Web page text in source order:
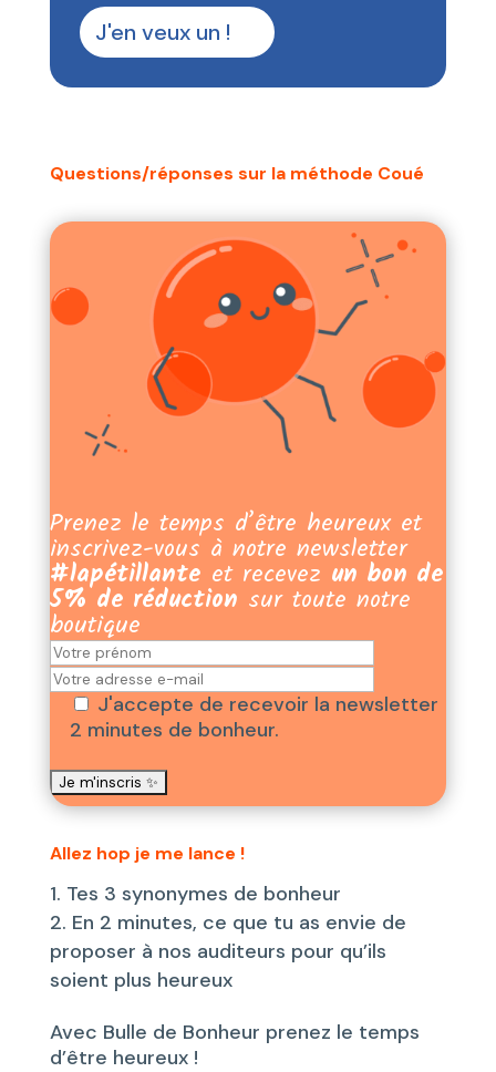
J'en veux un !
Questions/réponses sur la méthode Coué
Prenez le temps d’être heureux et
inscrivez-vous à notre newsletter
#lapétillante et recevez un bon de
5% de réduction sur toute notre
boutique
J'accepte de recevoir la newsletter
2 minutes de bonheur.
Allez hop je me lance !
Tes 3 synonymes de bonheur
En 2 minutes, ce que tu as envie de
proposer à nos auditeurs pour qu’ils
soient plus heureux
Avec Bulle de Bonheur prenez le temps
d’être heureux !